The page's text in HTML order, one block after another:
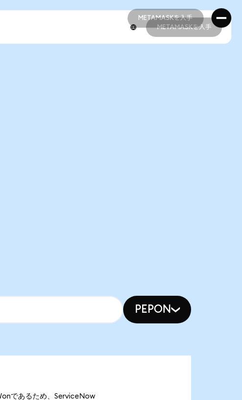
METAMASKを入手
METAMASKを入手
METAMASKを入手
PEPON
であるため、ServiceNow